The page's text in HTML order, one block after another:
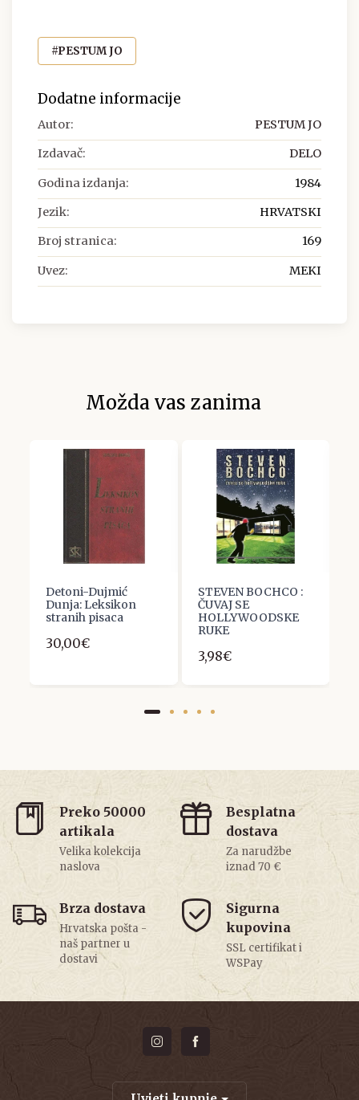
#PESTUM JO
Dodatne informacije
Autor: PESTUM JO
Izdavač: DELO
Godina izdanja: 1984
Jezik: HRVATSKI
Broj stranica: 169
Uvez: MEKI
Možda vas zanima
Detoni-Dujmić
Dunja: Leksikon
stranih pisaca
30,00€
STEVEN BOCHCO :
ČUVAJ SE
HOLLYWOODSKE
RUKE
3,98€
Preko 50000
artikala
Velika kolekcija
naslova
Besplatna
dostava
Za narudžbe
iznad 70 €
Brza dostava
Hrvatska pošta -
naš partner u
dostavi
Sigurna
kupovina
SSL certifikat i
WSPay